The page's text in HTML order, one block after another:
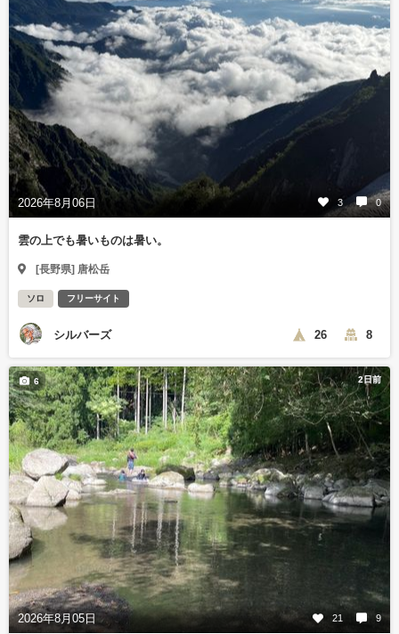
2026年8月06日 3 0
雲の上でも暑いものは暑い。
[長野県] 唐松岳
ソロ フリーサイト
シルバーズ 26 8
2日前
2026年8月05日 21 9
6